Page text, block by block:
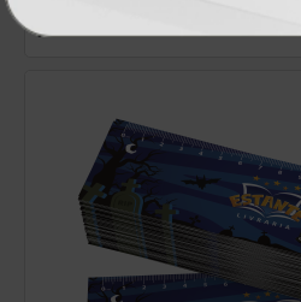
500 un.